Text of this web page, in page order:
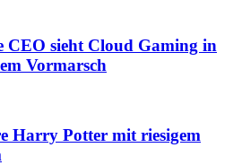
CEO sieht Cloud Gaming in
Vormarsch
Harry Potter mit riesigem